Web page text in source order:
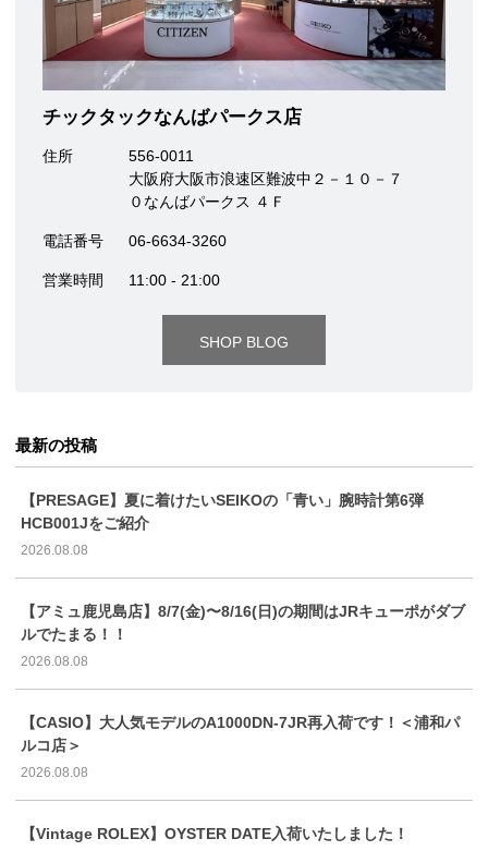
チックタックなんばパークス店
住所
556-0011
大阪府大阪市浪速区難波中２－１０－７
０なんばパークス ４Ｆ
電話番号 06-6634-3260
営業時間 11:00 - 21:00
SHOP BLOG
最新の投稿
【PRESAGE】夏に着けたいSEIKOの「青い」腕時計第6弾
HCB001Jをご紹介
2026.08.08
【アミュ鹿児島店】8/7(金)〜8/16(日)の期間はJRキューポがダブ
ルでたまる！！
2026.08.08
【CASIO】大人気モデルのA1000DN-7JR再入荷です！＜浦和パ
ルコ店＞
2026.08.08
【Vintage ROLEX】OYSTER DATE入荷いたしました！